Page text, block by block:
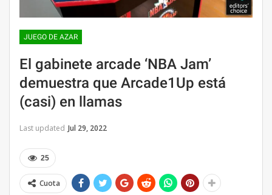
JUEGO DE AZAR
El gabinete arcade ‘NBA Jam’
demuestra que Arcade1Up está
(casi) en llamas
Last updated Jul 29, 2022
25
Cuota